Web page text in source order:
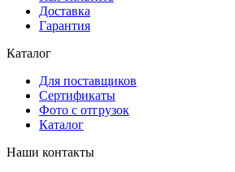
Доставка
Гарантия
Каталог
Для поставщиков
Сертификаты
Фото с отгрузок
Каталог
Наши контакты